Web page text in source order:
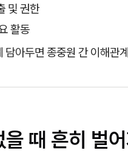
및 권한
활동
담아두면 종중원 간 이해관
때 흔히 벌